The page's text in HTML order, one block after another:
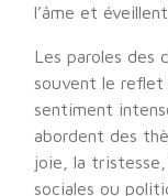
l’âme et
Les paroles des
souvent le reflet
sentiment
abordent des
joie, la
sociales ou